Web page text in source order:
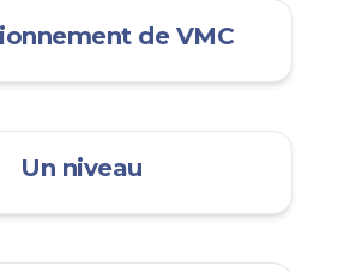
de VMC
Un niveau